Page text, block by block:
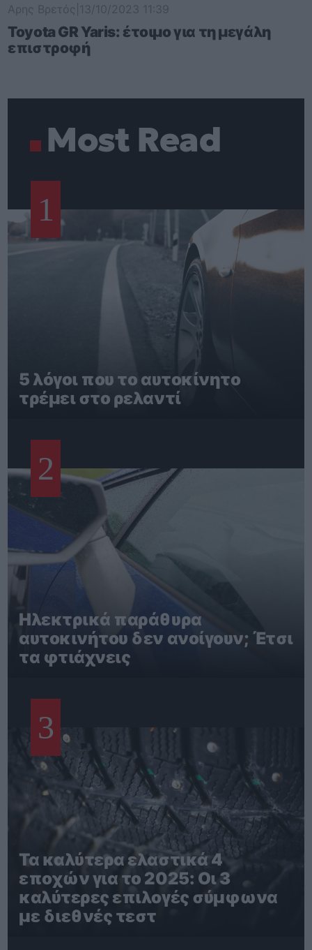
Αρης Βρετός 13/10/2023 11:39
Toyota GR Yaris: έτοιμο για τη μεγάλη
επιστροφή
Most Read
1
5 λόγοι που το αυτοκίνητο
τρέμει στο ρελαντί
2
Ηλεκτρικά παράθυρα
αυτοκινήτου δεν ανοίγουν; Έτσι
τα φτιάχνεις
3
Τα καλύτερα ελαστικά 4
εποχών για το 2025: Οι 3
καλύτερες επιλογές σύμφωνα
με διεθνές τεστ